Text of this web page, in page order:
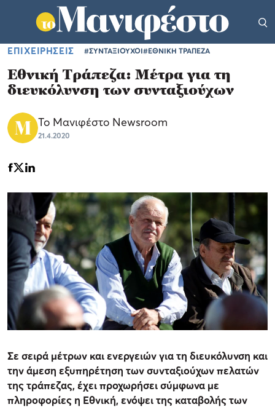
ΕΠΙΧΕΙΡΗΣΕΙΣ #ΣΥΝΤΑΞΙΟΥΧΟΙ#ΕΘΝΙΚΗ ΤΡΑΠΕΖΑ
Εθνική Τράπεζα: Mέτρα για τη
διευκόλυνση των συνταξιούχων
Το Μανιφέστο Newsroom
21.4.2020
Σε σειρά μέτρων και ενεργειών για τη διευκόλυνση και
την άμεση εξυπηρέτηση των συνταξιούχων πελατών
της τράπεζας, έχει προχωρήσει σύμφωνα με
πληροφορίες η Εθνική, ενόψει της καταβολής των